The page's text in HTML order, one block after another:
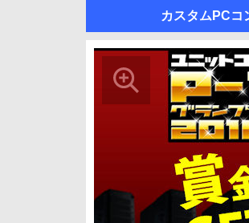
カスタムPCコ